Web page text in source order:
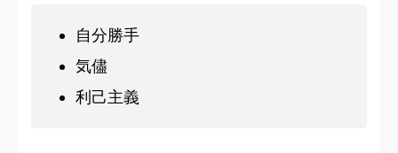
自分勝手
気儘
利己主義